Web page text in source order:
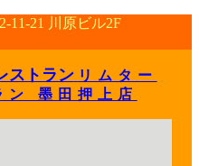
11-21 川原ビル2F
ストラン リムター
ン 墨田押上店